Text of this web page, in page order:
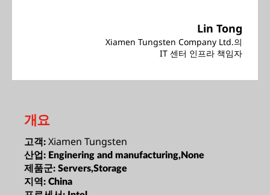
Lin Tong
Xiamen Tungsten Company Ltd.의
IT 센터 인프라 책임자
개요
고객: Xiamen Tungsten
산업: Enginering and manufacturing,None
제품군: Servers,Storage
지역: China